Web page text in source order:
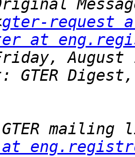
gter-request
at